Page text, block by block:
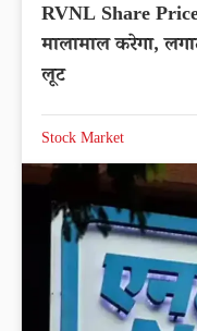
RVNL Share
मालामाल करेगा,
लूट
Stock Market